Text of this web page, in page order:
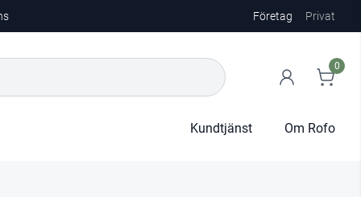
Företag Privat
0
Kundtjänst Om Rofo